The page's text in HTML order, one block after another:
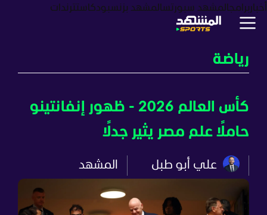
أخبار برامجالمشهد سبورتسالمشهد بزنسبودكاستترندات
رياضة
كأس العالم 2026 - ظهور إنفانتينو
حاملًا علم مصر يثير جدلًا
علي أبو طبل المشهد